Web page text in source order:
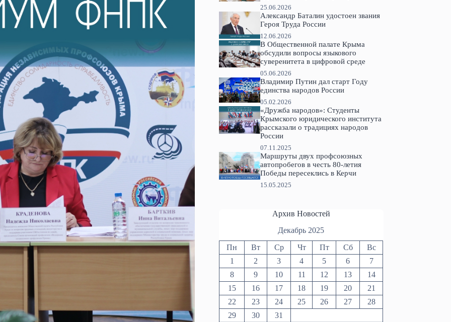
25.06.2026
Александр Баталин удостоен звания
Героя Труда России
12.06.2026
В Общественной палате Крыма
обсудили вопросы языкового
суверенитета в цифровой среде
05.06.2026
Владимир Путин дал старт Году
единства народов России
05.02.2026
«Дружба народов»: Студенты
Крымского юридического института
рассказали о традициях народов
России
07.11.2025
Маршруты двух профсоюзных
автопробегов в честь 80-летия
Победы пересеклись в Керчи
15.05.2025
Архив Новостей
Декабрь 2025
Пн Вт Ср Чт Пт Сб
Вс
1
2 3 4 5 6
7
8
9 10 11 12 13
14
15
16 17 18 19 20
21
22
23 24 25 26 27
28
29
30
31